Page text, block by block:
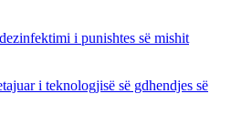
i punishtes së mishit
i teknologjisë së gdhendjes së